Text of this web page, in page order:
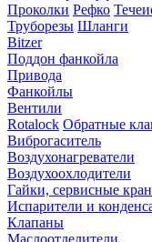
Проколки Рефко
Труборезы Шланги
Bitzer
Поддон фанкойла
Привода
Фанкойлы
Вентили
Rotalock Обратные
Виброгаситель
Воздухонагреватели
Воздухоохлодители
Гайки, сервисные
Испарители и
Клапаны
Маслоотделители